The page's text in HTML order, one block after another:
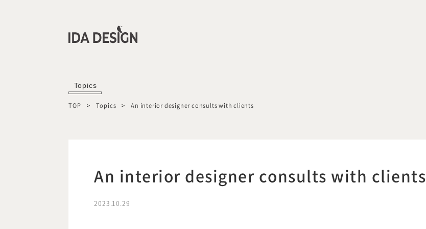
Topics
TOP Topics An interior designer consults with clients
An interior designer consults with clients
2023.10.29